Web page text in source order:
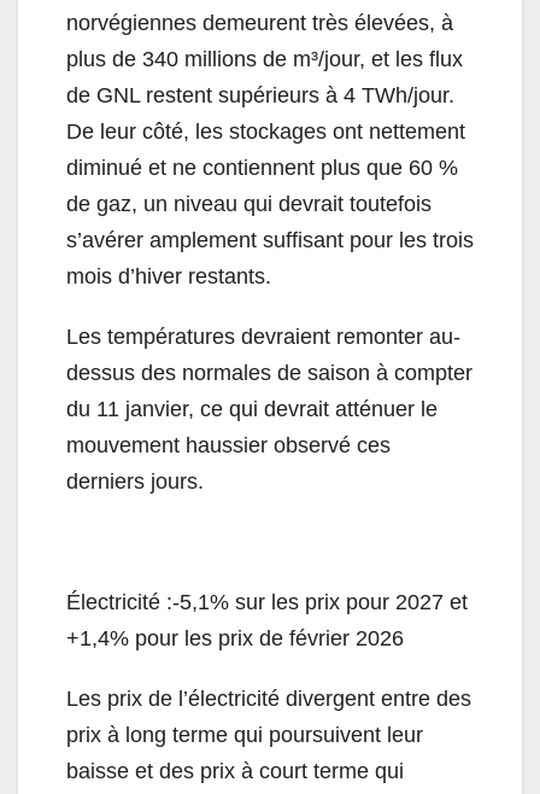
norvégiennes demeurent très élevées, à
plus de 340 millions de m³/jour, et les flux
de GNL restent supérieurs à 4 TWh/jour.
De leur côté, les stockages ont nettement
diminué et ne contiennent plus que 60 %
de gaz, un niveau qui devrait toutefois
s’avérer amplement suffisant pour les trois
mois d’hiver restants.
Les températures devraient remonter au-
dessus des normales de saison à compter
du 11 janvier, ce qui devrait atténuer le
mouvement haussier observé ces
derniers jours.
Électricité :-5,1% sur les prix pour 2027 et
+1,4% pour les prix de février 2026
Les prix de l’électricité divergent entre des
prix à long terme qui poursuivent leur
baisse et des prix à court terme qui